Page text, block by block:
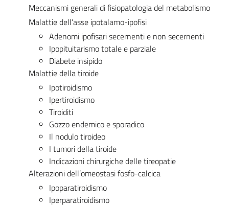
Meccanismi generali di fisiopatologia del metabolismo
Malattie dell’asse ipotalamo-ipofisi
Adenomi ipofisari secernenti e non secernenti
Ipopituitarismo totale e parziale
Diabete insipido
Malattie della tiroide
Ipotiroidismo
Ipertiroidismo
Tiroiditi
Gozzo endemico e sporadico
Il nodulo tiroideo
I tumori della tiroide
Indicazioni chirurgiche delle tireopatie
Alterazioni dell’omeostasi fosfo-calcica
Ipoparatiroidismo
Iperparatiroidismo